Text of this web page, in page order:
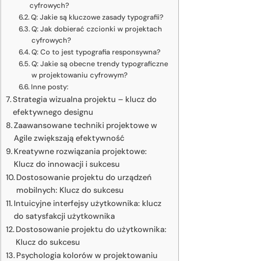
cyfrowych?
Q: Jakie są kluczowe zasady typografii?
Q: Jak dobierać czcionki w projektach
cyfrowych?
Q: Co to jest typografia responsywna?
Q: Jakie są obecne trendy typograficzne
w projektowaniu cyfrowym?
Inne posty:
Strategia wizualna projektu – klucz do
efektywnego designu
Zaawansowane techniki projektowe w
Agile zwiększają efektywność
Kreatywne rozwiązania projektowe:
Klucz do innowacji i sukcesu
Dostosowanie projektu do urządzeń
mobilnych: Klucz do sukcesu
Intuicyjne interfejsy użytkownika: klucz
do satysfakcji użytkownika
Dostosowanie projektu do użytkownika:
Klucz do sukcesu
Psychologia kolorów w projektowaniu